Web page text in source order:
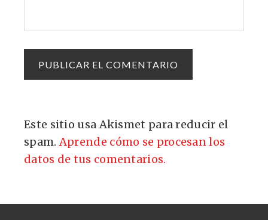
Este sitio usa Akismet para reducir el
spam.Aprende cómo se procesan los
datos de tus comentarios.